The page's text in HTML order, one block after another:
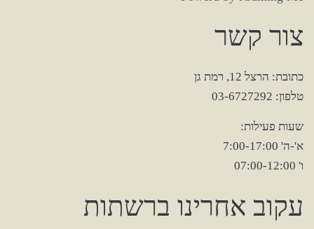
צור קשר
כתובת: הרצל 12, רמת גן
טלפון: 03-6727292
שעות פעילות:
א'-ה' 7:00-17:00
ו' 07:00-12:00
עקוב אחרינו ברשתות